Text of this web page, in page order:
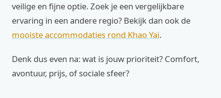
veilige en fijne optie. Zoek je een vergelijkbare
ervaring in een andere regio? Bekijk dan ook de
mooiste accommodaties rond Khao Yai.
Denk dus even na: wat is jouw prioriteit? Comfort,
avontuur, prijs, of sociale sfeer?